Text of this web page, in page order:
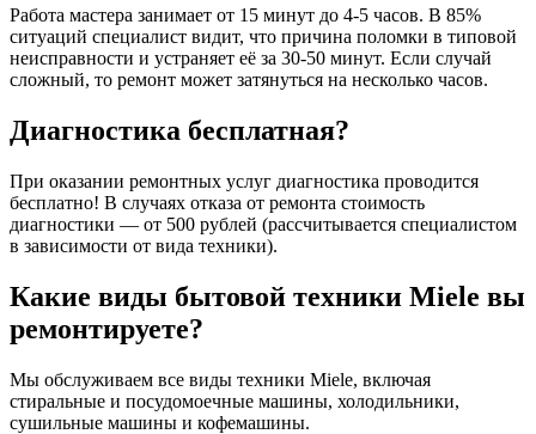
Работа мастера занимает от 15 минут до 4-5 часов. В 85%
ситуаций специалист видит, что причина поломки в типовой
неисправности и устраняет её за 30-50 минут. Если случай
сложный, то ремонт может затянуться на несколько часов.
Диагностика бесплатная?
При оказании ремонтных услуг диагностика проводится
бесплатно! В случаях отказа от ремонта стоимость
диагностики — от 500 рублей (рассчитывается специалистом
в зависимости от вида техники).
Какие виды бытовой техники Miele вы
ремонтируете?
Мы обслуживаем все виды техники Miele, включая
стиральные и посудомоечные машины, холодильники,
сушильные машины и кофемашины.